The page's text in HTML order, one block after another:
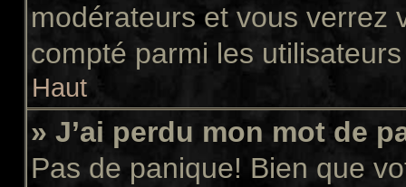
modérateurs et vous verrez
compté parmi les
Haut
» J’ai perdu mon mot de
Pas de panique! Bien que